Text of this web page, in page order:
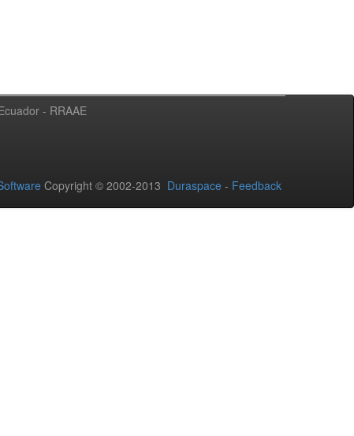
- RRAAE
Copyright © 2002-2013 Duraspace - Feedback